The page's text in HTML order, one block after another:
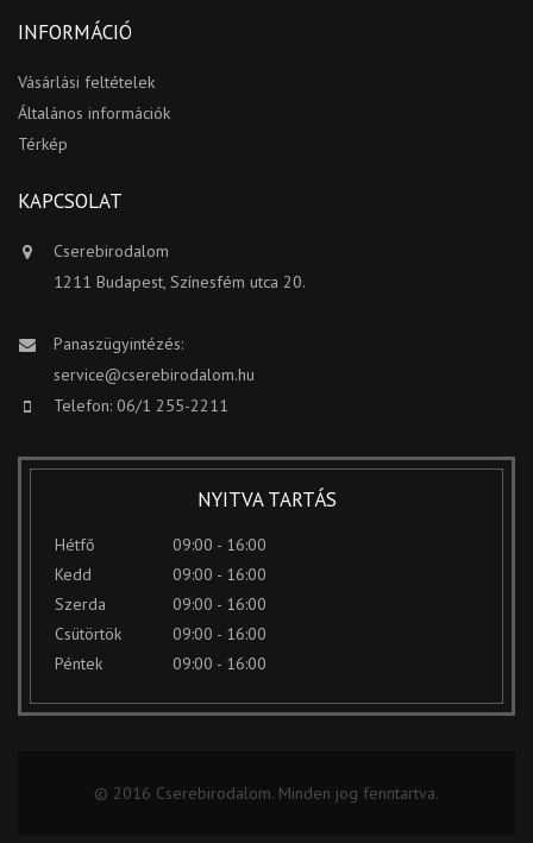
INFORMÁCIÓ
Vásárlási feltételek
Általános információk
Térkép
KAPCSOLAT
Cserebirodalom
1211 Budapest, Színesfém utca 20.
Panaszügyintézés:
service@cserebirodalom.hu
Telefon: 06/1 255-2211
NYITVA TARTÁS
Hétfő
09:00 - 16:00
Kedd
09:00 - 16:00
Szerda
09:00 - 16:00
Csütörtök
09:00 - 16:00
Péntek
09:00 - 16:00
© 2016 Cserebirodalom. Minden jog fenntartva.